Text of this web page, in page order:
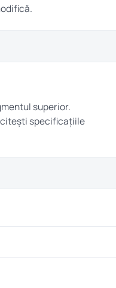
superior.
citești specificațiile